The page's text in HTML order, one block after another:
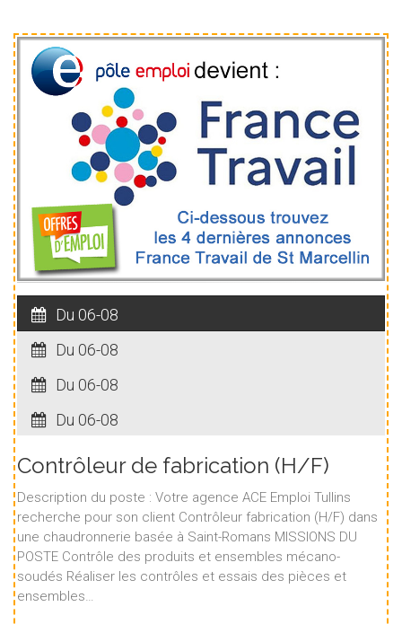
Du 06-08
Du 06-08
Du 06-08
Du 06-08
Contrôleur de fabrication (H/F)
Description du poste : Votre agence ACE Emploi Tullins
recherche pour son client Contrôleur fabrication (H/F) dans
une chaudronnerie basée à Saint-Romans MISSIONS DU
POSTE Contrôle des produits et ensembles mécano-
soudés Réaliser les contrôles et essais des pièces et
ensembles…